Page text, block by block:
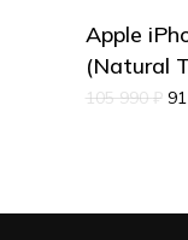
Apple
(Natural
105 990₽